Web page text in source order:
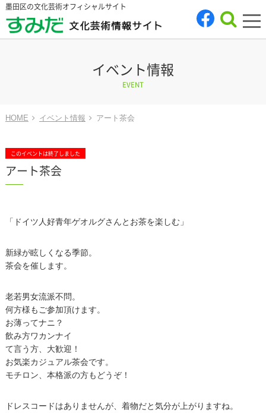
墨田区の文化芸術オフィシャルサイト
イベント情報
EVENT
HOME イベント情報 アート茶会
このイベントは終了しました
アート茶会
「ドイツ人好青年ゲオルグさんとお茶を楽しむ」
新緑が眩しくなる季節。
茶会を催します。
老若男女流派不問。
何方様もご参加頂けます。
お薄ってナニ？
飲み方ワカンナイ
て言う方、大歓迎！
お気楽カジュアル茶会です。
モチロン、本格派の方もどうぞ！
ドレスコードはありませんが、着物だと気分が上がりますね。